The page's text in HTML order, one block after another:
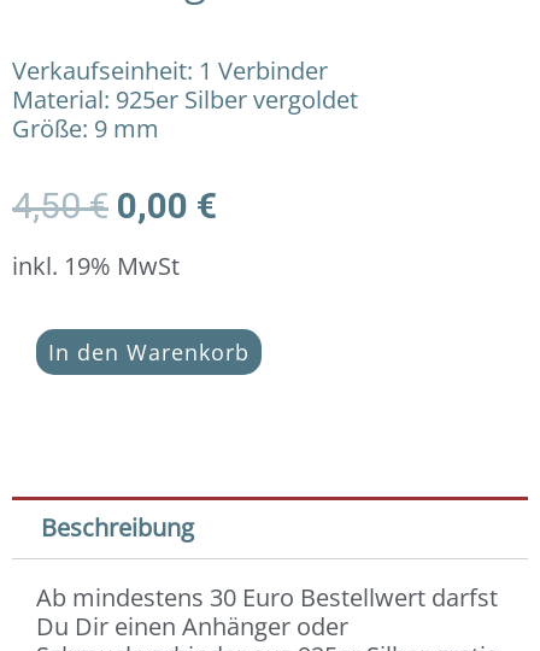
Verkaufseinheit: 1 Verbinder
Material: 925er Silber vergoldet
Größe: 9 mm
4,50€ Ursprünglicher
Preis
war:
0,00 €
inkl. 19% MwSt
Dankeschön-
Geschenk
Anhänger
mm)
In den Warenkorb
Beschreibung
Ab mindestens 30 Euro Bestellwert darfst
Du Dir einen Anhänger oder